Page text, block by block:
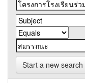
Start a new search